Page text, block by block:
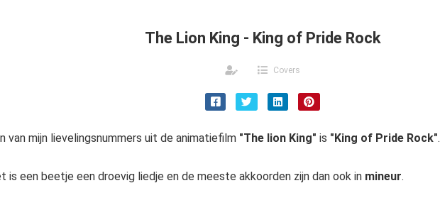
The Lion King - King of Pride Rock
Covers
van mijn lievelingsnummers uit de animatiefilm "The lion King" is "King of Pride Rock".
is een beetje een droevig liedje en de meeste akkoorden zijn dan ook in mineur.